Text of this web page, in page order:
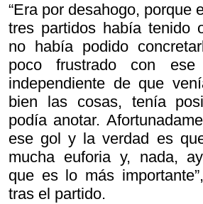
“Era por desahogo, porque
tres partidos había tenido
no había podido
poco frustrado con ese
independiente de que
bien las cosas, tenía
podía anotar.
ese gol y la verdad es
mucha euforia y, nada,
que es lo más
tras el partido.